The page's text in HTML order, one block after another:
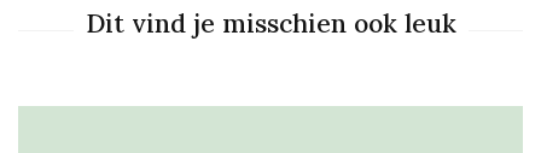
Dit vind je misschien ook leuk